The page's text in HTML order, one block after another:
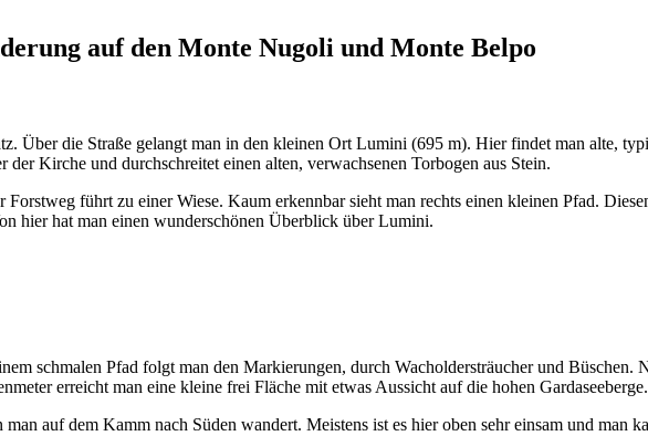
auf den Monte Nugoli und Monte Belpo
Über die Straße gelangt man in den kleinen Ort Lumini (695 m). Hier findet man alte,
Kirche und durchschreitet einen alten, verwachsenen Torbogen aus Stein.
führt zu einer Wiese. Kaum erkennbar sieht man rechts einen kleinen Pfad.
hier hat man einen wunderschönen Überblick über Lumini.
schmalen Pfad folgt man den Markierungen, durch Wacholdersträucher und Büschen.
erreicht man eine kleine frei Fläche mit etwas Aussicht auf die hohen
auf dem Kamm nach Süden wandert. Meistens ist es hier oben sehr einsam und man